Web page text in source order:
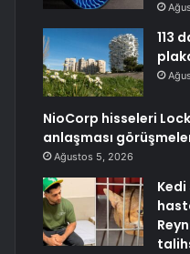
113
NioCorp hisseleri
anlaşması
Ağustos 5, 2026